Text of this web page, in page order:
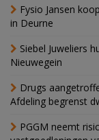
Fysio Jansen
in Deurne
Siebel Juweliers
Nieuwegein
Drugs
Afdeling begrenst
PGGM neemt